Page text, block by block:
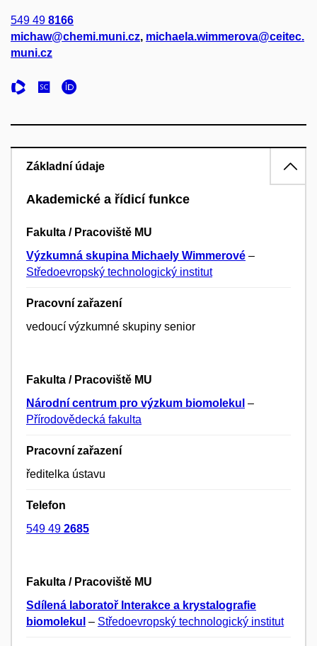
549 49 8166
michaw@chemi.muni.cz, michaela.wimmerova@ceitec.
muni.cz
Základní údaje
Akademické a řídicí funkce
Fakulta / Pracoviště MU
Výzkumná skupina Michaely Wimmerové –
Středoevropský technologický institut
Pracovní zařazení
vedoucí výzkumné skupiny senior
Fakulta / Pracoviště MU
Národní centrum pro výzkum biomolekul –
Přírodovědecká fakulta
Pracovní zařazení
ředitelka ústavu
Telefon
549 49 2685
Fakulta / Pracoviště MU
Sdílená laboratoř Interakce a krystalografie
biomolekul – Středoevropský technologický institut